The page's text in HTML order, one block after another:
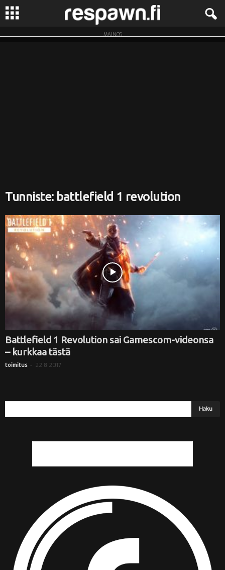
R
MAINOS
Tunniste: battlefield 1 revolution
Battlefield 1 Revolution sai Gamescom-videonsa
– kurkkaa tästä
toimitus - 22.8.2017